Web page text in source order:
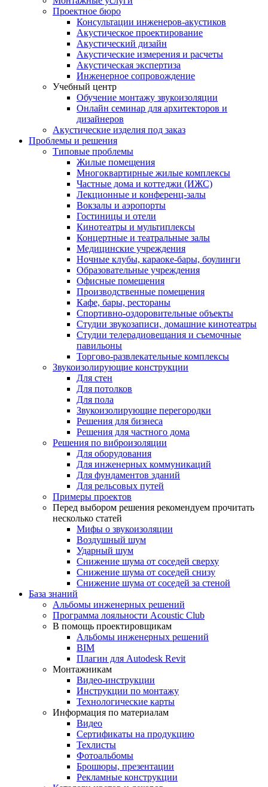
Проектное бюро
Консультации инженеров-акустиков
Акустическое проектирование
Акустический дизайн
Акустические измерения и расчеты
Акустическая экспертиза
Инженерное сопровождение
Учебный центр
Обучение монтажу звукоизоляции
Онлайн семинар для архитекторов и
дизайнеров
Акустические изделия под заказ
Проблемы и решения
Типовые проблемы
Жилые помещения
Многоквартирные жилые комплексы
Частные дома и коттеджи (ИЖС)
Лекционные и конференц-залы
Вокзалы и аэропорты
Гостиницы и отели
Кинотеатры и мультиплексы
Концертные и театральные залы
Медицинские учреждения
Ночные клубы, караоке-бары, боулинги
Образовательные учреждения
Офисные помещения
Производственные помещения
Кафе, бары, рестораны
Спортивно-оздоровительные объекты
Студии звукозаписи, домашние кинотеатры
Студии телерадиовещания и съемочные
павильоны
Торгово-развлекательные комплексы
Звукоизолирующие конструкции
Для стен
Для потолков
Для пола
Звукоизолирующие перегородки
Решения для бизнеса
Решения для частного дома
Решения по виброизоляции
Для оборудования
Для инженерных коммуникаций
Для фундаментов зданий
Для рельсовых путей
Примеры проектов
Перед выбором решения рекомендуем прочитать
несколько статей
Мифы о звукоизоляции
Воздушный шум
Ударный шум
Снижение шума от соседей сверху
Снижение шума от соседей снизу
Снижение шума от соседей за стеной
База знаний
Альбомы инженерных решений
Программа лояльности Acoustic Club
В помощь проектировщикам
Альбомы инженерных решений
BIM
Плагин для Autodesk Revit
Монтажникам
Видео-инструкции
Инструкции по монтажу
Технологические карты
Информация по материалам
Видео
Сертификаты на продукцию
Техлисты
Фотоальбомы
Брошюры, презентации
Рекламные конструкции